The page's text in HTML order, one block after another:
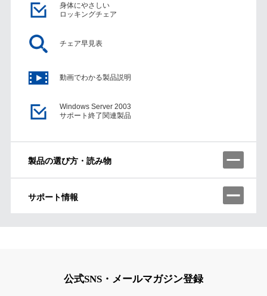
身体にやさしい
ロッキングチェア
チェア早見表
動画でわかる製品説明
Windows Server 2003
サポート終了関連製品
製品の選び方・読み物
サポート情報
公式SNS・メールマガジン登録